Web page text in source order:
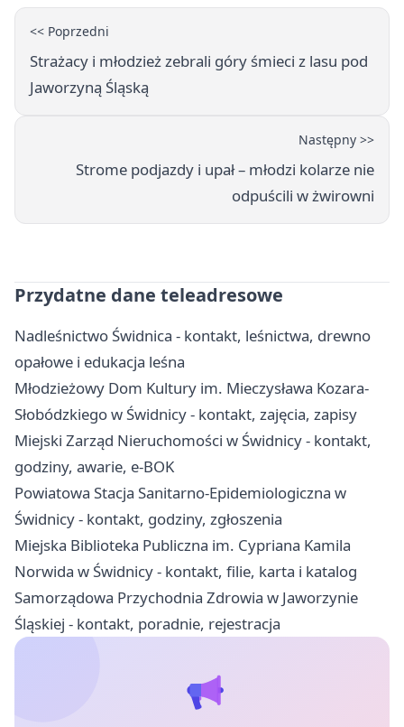
<< Poprzedni
Strażacy i młodzież zebrali góry śmieci z lasu pod
Jaworzyną Śląską
Następny >>
Strome podjazdy i upał – młodzi kolarze nie
odpuścili w żwirowni
Przydatne dane teleadresowe
Nadleśnictwo Świdnica - kontakt, leśnictwa, drewno
opałowe i edukacja leśna
Młodzieżowy Dom Kultury im. Mieczysława Kozara-
Słobódzkiego w Świdnicy - kontakt, zajęcia, zapisy
Miejski Zarząd Nieruchomości w Świdnicy - kontakt,
godziny, awarie, e-BOK
Powiatowa Stacja Sanitarno-Epidemiologiczna w
Świdnicy - kontakt, godziny, zgłoszenia
Miejska Biblioteka Publiczna im. Cypriana Kamila
Norwida w Świdnicy - kontakt, filie, karta i katalog
Samorządowa Przychodnia Zdrowia w Jaworzynie
Śląskiej - kontakt, poradnie, rejestracja